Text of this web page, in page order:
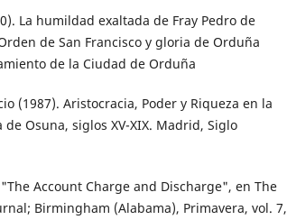
La humildad exaltada de Fray Pedro de
de San Francisco y gloria de Orduña
de la Ciudad de Orduña
(1987). Aristocracia, Poder y Riqueza en la
de Osuna, siglos XV-XIX. Madrid, Siglo
Account Charge and Discharge", en The
Birmingham (Alabama), Primavera, vol. 7,